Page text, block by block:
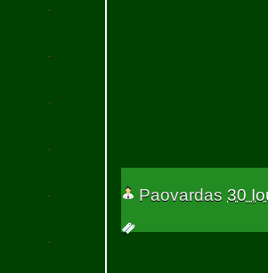
Paovardas 30